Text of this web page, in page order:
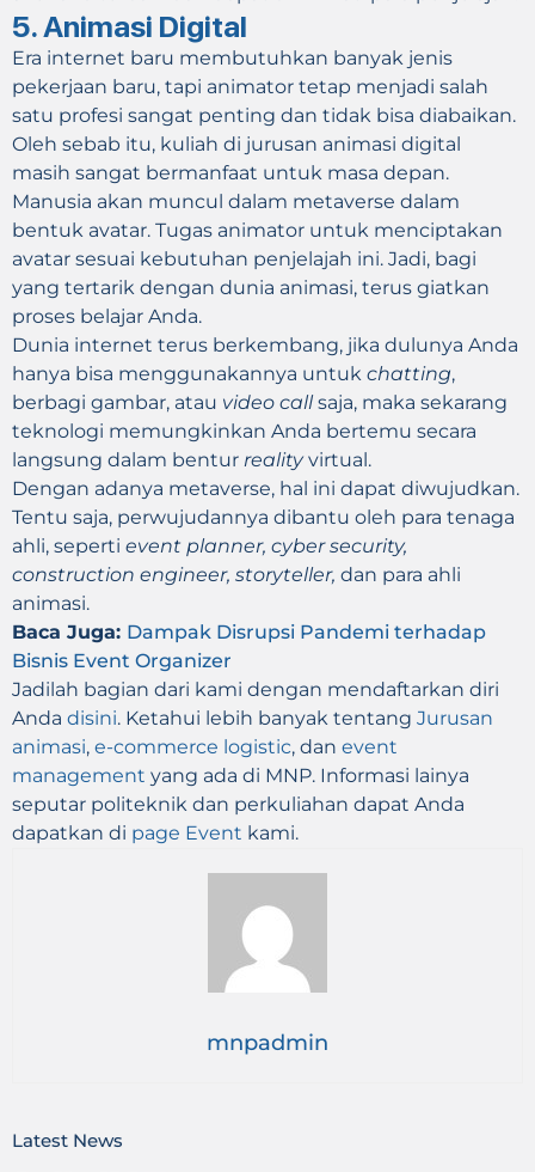
5. Animasi Digital
Era internet baru membutuhkan banyak jenis
pekerjaan baru, tapi animator tetap menjadi salah
satu profesi sangat penting dan tidak bisa diabaikan.
Oleh sebab itu, kuliah di jurusan animasi digital
masih sangat bermanfaat untuk masa depan.
Manusia akan muncul dalam metaverse dalam
bentuk avatar. Tugas animator untuk menciptakan
avatar sesuai kebutuhan penjelajah ini. Jadi, bagi
yang tertarik dengan dunia animasi, terus giatkan
proses belajar Anda.
Dunia internet terus berkembang, jika dulunya Anda
hanya bisa menggunakannya untuk chatting,
berbagi gambar, atau video callsaja, maka sekarang
teknologi memungkinkan Anda bertemu secara
langsung dalam bentur realityvirtual.
Dengan adanya metaverse, hal ini dapat diwujudkan.
Tentu saja, perwujudannya dibantu oleh para tenaga
ahli, seperti event planner, cyber security,
construction engineer, storyteller, dan para ahli
animasi.
Baca Juga: Dampak Disrupsi Pandemi terhadap
Bisnis Event Organizer
Jadilah bagian dari kami dengan mendaftarkan diri
Anda disini. Ketahui lebih banyak tentang Jurusan
animasi, e-commerce logistic, dan event
management yang ada di MNP. Informasi lainya
seputar politeknik dan perkuliahan dapat Anda
dapatkan di page Event kami.
mnpadmin
Latest News